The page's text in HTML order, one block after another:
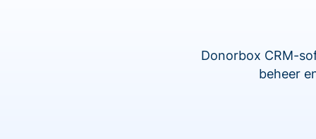
Donorbox CRM-
beheer